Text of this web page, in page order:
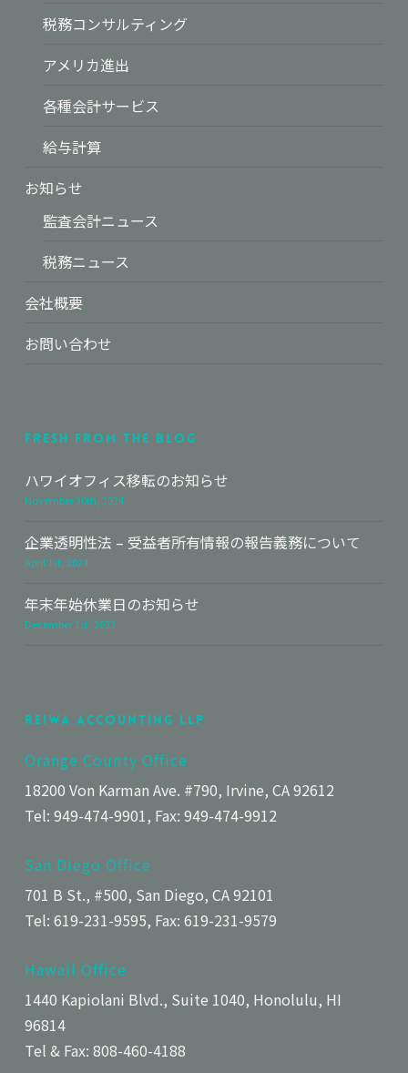
税務コンサルティング
アメリカ進出
各種会計サービス
給与計算
お知らせ
監査会計ニュース
税務ニュース
会社概要
お問い合わせ
Fresh From The Blog
ハワイオフィス移転のお知らせ
November 30th, 2024
企業透明性法 – 受益者所有情報の報告義務について
April 1st, 2024
年末年始休業日のお知らせ
December 1st, 2023
Reiwa Accounting LLP
Orange County Office
18200 Von Karman Ave. #790, Irvine, CA 92612
Tel: 949-474-9901, Fax: 949-474-9912
San Diego Office
701 B St., #500, San Diego, CA 92101
Tel: 619-231-9595, Fax: 619-231-9579
Hawaii Office
1440 Kapiolani Blvd., Suite 1040, Honolulu, HI
96814
Tel & Fax: 808-460-4188